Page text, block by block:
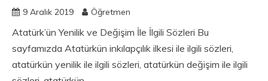
9 Aralık 2019 Öğretmen
Atatürk’ün Yenilik ve Değişim İle İlgili Sözleri Bu
sayfamızda Atatürkün inkılapçılık ilkesi ile ilgili sözleri,
atatürkün yenilik ile ilgili sözleri, atatürkün değişim ile ilgili